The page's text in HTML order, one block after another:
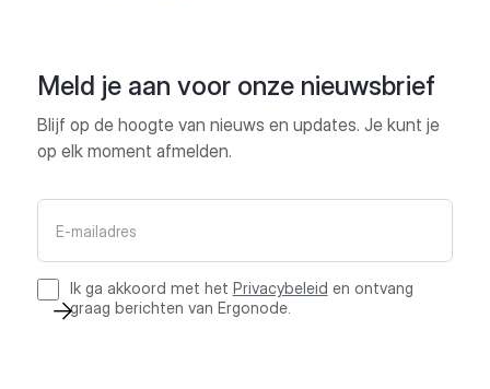
Meld je aan voor onze nieuwsbrief
Blijf op de hoogte van nieuws en updates. Je kunt je
op elk moment afmelden.
Ik ga akkoord met het Privacybeleid en ontvang
graag berichten van Ergonode.